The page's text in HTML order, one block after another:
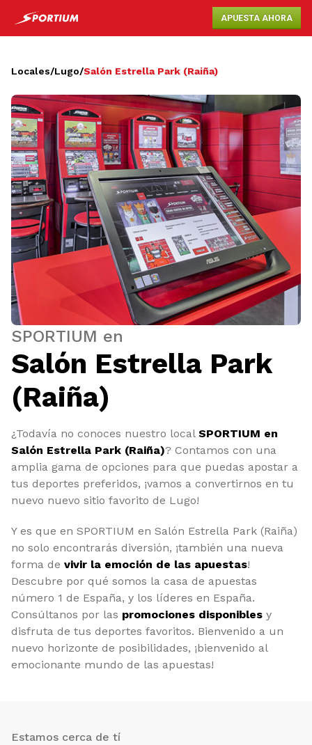
APUESTA AHORA
Locales/Lugo/Salón Estrella Park (Raiña)
SPORTIUM en
Salón Estrella Park
(Raiña)
¿Todavía no conoces nuestro local SPORTIUM en
Salón Estrella Park (Raiña)? Contamos con una
amplia gama de opciones para que puedas apostar a
tus deportes preferidos, ¡vamos a convertirnos en tu
nuevo nuevo sitio favorito de Lugo!
Y es que en SPORTIUM en Salón Estrella Park (Raiña)
no solo encontrarás diversión, ¡también una nueva
forma de vivir la emoción de las apuestas!
Descubre por qué somos la casa de apuestas
número 1 de España, y los líderes en España.
Consúltanos por las promociones disponibles y
disfruta de tus deportes favoritos. Bienvenido a un
nuevo horizonte de posibilidades, ¡bienvenido al
emocionante mundo de las apuestas!
Estamos cerca de tí